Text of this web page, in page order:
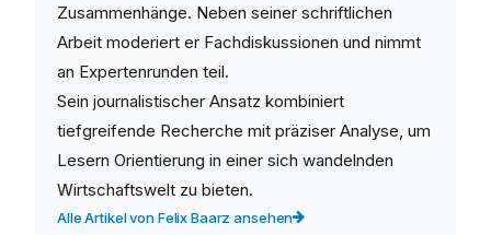
Zusammenhänge. Neben seiner schriftlichen
Arbeit moderiert er Fachdiskussionen und nimmt
an Expertenrunden teil.
Sein journalistischer Ansatz kombiniert
tiefgreifende Recherche mit präziser Analyse, um
Lesern Orientierung in einer sich wandelnden
Wirtschaftswelt zu bieten.
Alle Artikel von Felix Baarz ansehen